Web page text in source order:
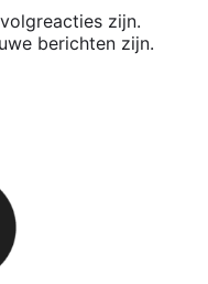
zijn.
berichten zijn.